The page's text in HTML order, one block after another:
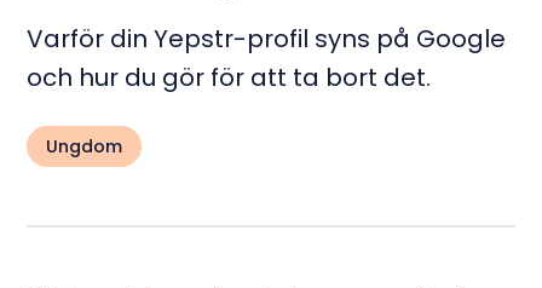
Varför din Yepstr-profil syns på Google
och hur du gör för att ta bort det.
Ungdom